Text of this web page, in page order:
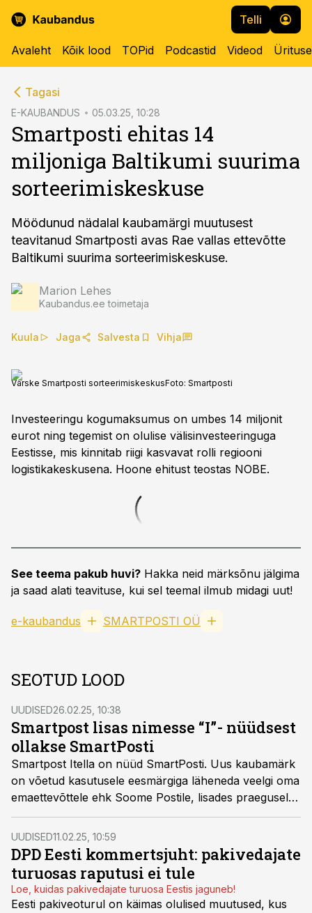
Telli
Avaleht Kõik lood TOPid Podcastid Videod
Tagasi
E-KAUBANDUS 05.03.25, 10:28
Smartposti ehitas 14
miljoniga Baltikumi suurima
sorteerimiskeskuse
Möödunud nädalal kaubamärgi muutusest
teavitanud Smartposti avas Rae vallas ettevõtte
Baltikumi suurima sorteerimiskeskuse.
Marion Lehes
Kaubandus.ee toimetaja
Kuula Jaga Salvesta Vihja
Värske Smartposti sorteerimiskeskusFoto: Smartposti
Investeeringu kogumaksumus on umbes 14 miljonit
eurot ning tegemist on olulise välisinvesteeringuga
Eestisse, mis kinnitab riigi kasvavat rolli regiooni
logistikakeskusena. Hoone ehitust teostas NOBE.
See teema pakub huvi? Hakka neid märksõnu jälgima
ja saad alati teavituse, kui sel teemal ilmub midagi uut!
e-kaubandus SMARTPOSTI OÜ
SEOTUD LOOD
UUDISED26.02.25, 10:38
Smartpost lisas nimesse “I”- nüüdsest
ollakse SmartPosti
Smartpost Itella on nüüd SmartPosti. Uus kaubamärk
on võetud kasutusele eesmärgiga läheneda veelgi oma
emaettevõttele ehk Soome Postile, lisades praegusele
nimele „I“. Ühtlasi lõppeb sellega Itella nime
kasutamine.
UUDISED11.02.25, 10:59
DPD Eesti kommertsjuht: pakivedajate
turuosas raputusi ei tule
Loe, kuidas pakivedajate turuosa Eestis jaguneb!
Eesti pakiveoturul on käimas olulised muutused, kus